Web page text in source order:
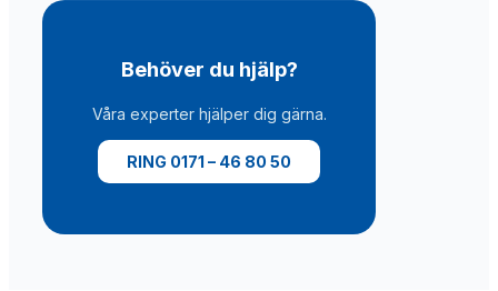
Behöver du hjälp?
Våra experter hjälper dig gärna.
RING 0171 – 46 80 50